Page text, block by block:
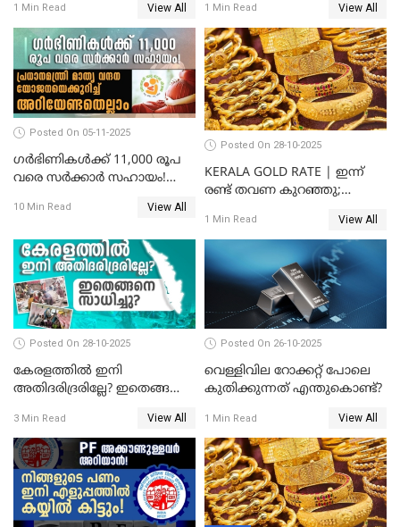
സ്വർണവിലയിൽ കുതിപ്പ്
1 Min Read View All 1 Min Read View All
Posted On 05-11-2025
ഗർഭിണികൾക്ക് 11,000 രൂപ
വരെ സർക്കാർ സഹായം!
യോജനയെക്കുറിച്ച്
10 Min Read View All
Posted On 28-10-2025
KERALA GOLD RATE | ഇന്ന്
രണ്ട് തവണ കുറഞ്ഞു;
1800 രൂപ
1 Min Read View All
Posted On 28-10-2025
കേരളത്തിൽ ഇനി
അതിദരിദ്രരില്ലേ? ഇതെങ്ങനെ
STATE FREE FROM EXTREME
POVERTY
3 Min Read View All
Posted On 26-10-2025
വെള്ളിവില റോക്കറ്റ് പോലെ
കുതിക്കുന്നത് എന്തുകൊണ്ട്?
1 Min Read View All